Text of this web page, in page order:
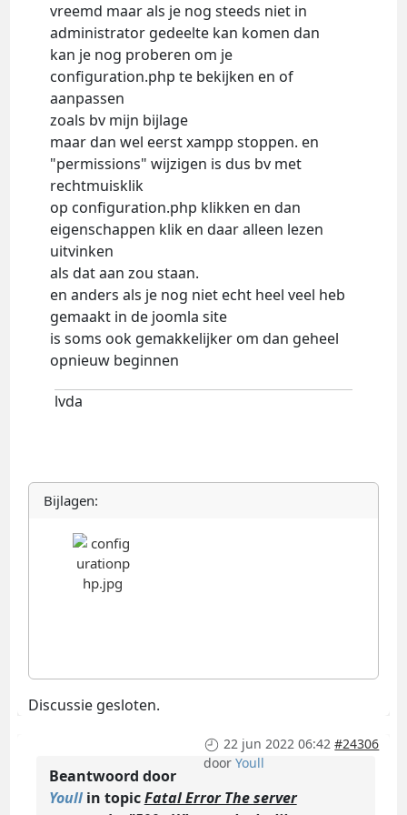
vreemd maar als je nog steeds niet in
administrator gedeelte kan komen dan
kan je nog proberen om je
configuration.php te bekijken en of
aanpassen
zoals bv mijn bijlage
maar dan wel eerst xampp stoppen. en
"permissions" wijzigen is dus bv met
rechtmuisklik
op configuration.php klikken en dan
eigenschappen klik en daar alleen lezen
uitvinken
als dat aan zou staan.
en anders als je nog niet echt heel veel heb
gemaakt in de joomla site
is soms ook gemakkelijker om dan geheel
opnieuw beginnen
lvda
Bijlagen:
Discussie gesloten.
22 jun 2022 06:42 #24306
doorYoull
Beantwoord door
Youllin topicFatal Error The server